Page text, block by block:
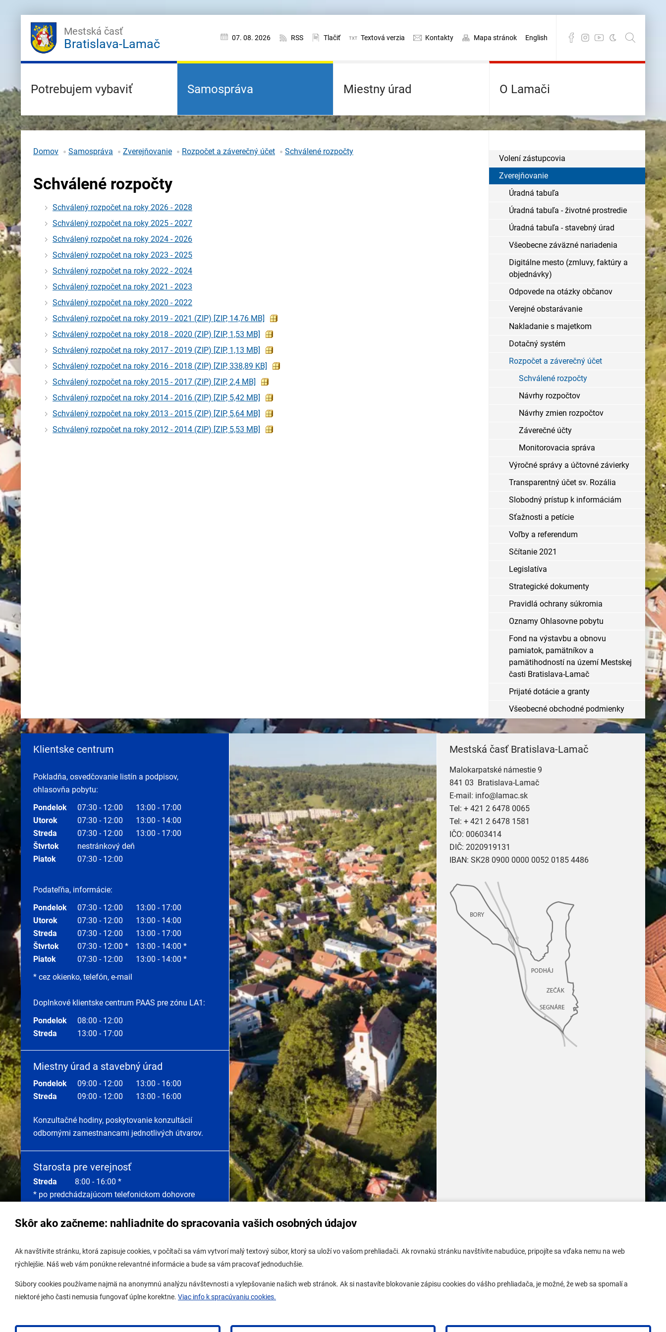
Skôr ako začneme: nahliadnite do spracovania vašich osobných údajov
Ak navštívite stránku, ktorá zapisuje cookies, v počítači sa vám vytvorí malý textový súbor, ktorý sa uloží vo vašom prehliadači. Ak rovnakú stránku navštívite nabudúce, pripojíte sa vďaka nemu na web
rýchlejšie. Náš web vám ponúkne relevantné informácie a bude sa vám pracovať jednoduchšie.
Súbory cookies používame najmä na anonymnú analýzu návštevnosti a vylepšovanie našich web stránok. Ak si nastavíte blokovanie zápisu cookies do vášho prehliadača, je možné, že web sa spomalí a
niektoré jeho časti nemusia fungovať úplne korektne. Viac info k spracúvaniu cookies.
Mestská časť
Bratislava-Lamač 07. 08. 2026 RSS Tlačiť Textová verzia Kontakty Mapa stránok English
Potrebujem vybaviť Samospráva Miestny úrad O Lamači
Domov Samospráva Zverejňovanie Rozpočet a záverečný účet Schválené rozpočty
Schválené rozpočty
Schválený rozpočet na roky 2026 - 2028
Schválený rozpočet na roky 2025 - 2027
Schválený rozpočet na roky 2024 - 2026
Schválený rozpočet na roky 2023 - 2025
Schválený rozpočet na roky 2022 - 2024
Schválený rozpočet na roky 2021 - 2023
Schválený rozpočet na roky 2020 - 2022
Schválený rozpočet na roky 2019 - 2021 (ZIP) [ZIP, 14,76 MB]
Schválený rozpočet na roky 2018 - 2020 (ZIP) [ZIP, 1,53 MB]
Schválený rozpočet na roky 2017 - 2019 (ZIP) [ZIP, 1,13 MB]
Schválený rozpočet na roky 2016 - 2018 (ZIP) [ZIP, 338,89 KB]
Schválený rozpočet na roky 2015 - 2017 (ZIP) [ZIP, 2,4 MB]
Schválený rozpočet na roky 2014 - 2016 (ZIP) [ZIP, 5,42 MB]
Schválený rozpočet na roky 2013 - 2015 (ZIP) [ZIP, 5,64 MB]
Schválený rozpočet na roky 2012 - 2014 (ZIP) [ZIP, 5,53 MB]
Volení zástupcovia
Zverejňovanie
Úradná tabuľa
Úradná tabuľa - životné prostredie
Úradná tabuľa - stavebný úrad
Všeobecne záväzné nariadenia
Digitálne mesto (zmluvy, faktúry a
objednávky)
Odpovede na otázky občanov
Verejné obstarávanie
Nakladanie s majetkom
Dotačný systém
Rozpočet a záverečný účet
Schválené rozpočty
Návrhy rozpočtov
Návrhy zmien rozpočtov
Záverečné účty
Monitorovacia správa
Výročné správy a účtovné závierky
Transparentný účet sv. Rozália
Slobodný prístup k informáciám
Sťažnosti a petície
Voľby a referendum
Sčítanie 2021
Legislatíva
Strategické dokumenty
Pravidlá ochrany súkromia
Oznamy Ohlasovne pobytu
Fond na výstavbu a obnovu
pamiatok, pamätníkov a
pamätihodností na území Mestskej
časti Bratislava-Lamač
Prijaté dotácie a granty
Všeobecné obchodné podmienky
Klientske centrum
Pokladňa, osvedčovanie listín a podpisov,
ohlasovňa pobytu:
Pondelok
07:30 - 12:00
13:00 - 17:00
Utorok
07:30 - 12:00
13:00 - 14:00
Streda
07:30 - 12:00
13:00 - 17:00
Štvrtok
nestránkový deň
Piatok
07:30 - 12:00
Podateľňa, informácie:
Pondelok
07:30 - 12:00
13:00 - 17:00
Utorok
07:30 - 12:00
13:00 - 14:00
Streda
07:30 - 12:00
13:00 - 17:00
Štvrtok
07:30 - 12:00 *
13:00 - 14:00 *
Piatok
07:30 - 12:00
13:00 - 14:00 *
* cez okienko, telefón, e-mail
Doplnkové klientske centrum PAAS pre zónu LA1:
Pondelok
08:00 - 12:00
Streda
13:00 - 17:00
Miestny úrad a stavebný úrad
Pondelok 09:00 - 12:00
13:00 - 16:00
Streda
09:00 - 12:00 13:00 - 16:00
Konzultačné hodiny, poskytovanie konzultácií
odbornými zamestnancami jednotlivých útvarov.
Starosta pre verejnosť
Streda 8:00 - 16:00 *
* po predchádzajúcom telefonickom dohovore
Mestská časť Bratislava-Lamač
Malokarpatské námestie 9
841 03 Bratislava-Lamač
E-mail: info@lamac.sk
Tel:+ 421 2 6478 0065
Tel:+ 421 2 6478 1581
IČO: 00603414
DIČ: 2020919131
IBAN: SK28 0900 0000 0052 0185 4486
info@lamac.sk
0948337317
Ochrana osobných údajov
Úradná tabuľa - životné prostredie
Digitálne mesto